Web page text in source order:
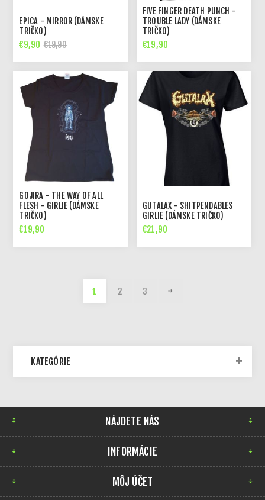
EPICA - MIRROR (DÁMSKE
TRIČKO)
€9,90 €19,90
FIVE FINGER DEATH PUNCH -
TROUBLE LADY (DÁMSKE
TRIČKO)
€19,90
GOJIRA - THE WAY OF ALL
FLESH - GIRLIE (DÁMSKE
TRIČKO)
€19,90
GUTALAX - SHITPENDABLES
GIRLIE (DÁMSKE TRIČKO)
€21,90
1 2 3
KATEGÓRIE
NÁJDETE NÁS
INFORMÁCIE
MÔJ ÚČET